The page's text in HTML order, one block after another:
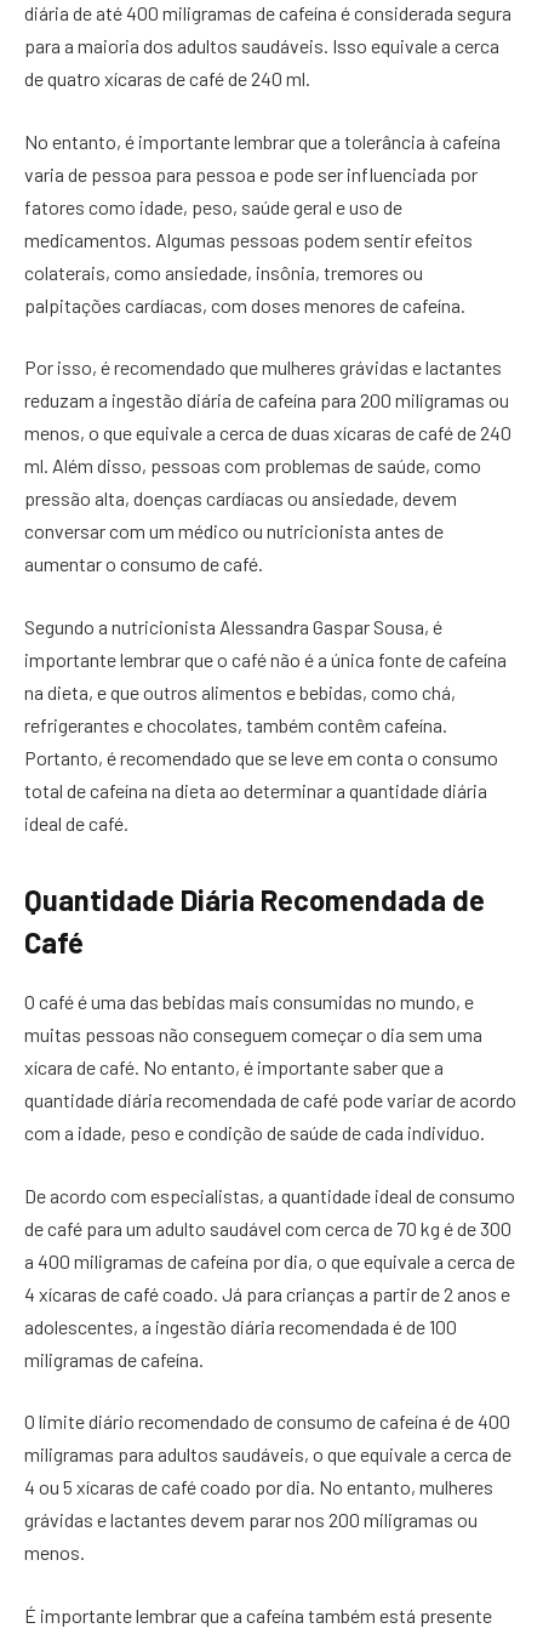
diária de até 400 miligramas de cafeína é considerada segura
para a maioria dos adultos saudáveis. Isso equivale a cerca
de quatro xícaras de café de 240 ml.
No entanto, é importante lembrar que a tolerância à cafeína
varia de pessoa para pessoa e pode ser influenciada por
fatores como idade, peso, saúde geral e uso de
medicamentos. Algumas pessoas podem sentir efeitos
colaterais, como ansiedade, insônia, tremores ou
palpitações cardíacas, com doses menores de cafeína.
Por isso, é recomendado que mulheres grávidas e lactantes
reduzam a ingestão diária de cafeína para 200 miligramas ou
menos, o que equivale a cerca de duas xícaras de café de 240
ml. Além disso, pessoas com problemas de saúde, como
pressão alta, doenças cardíacas ou ansiedade, devem
conversar com um médico ou nutricionista antes de
aumentar o consumo de café.
Segundo a nutricionista Alessandra Gaspar Sousa, é
importante lembrar que o café não é a única fonte de cafeína
na dieta, e que outros alimentos e bebidas, como chá,
refrigerantes e chocolates, também contêm cafeína.
Portanto, é recomendado que se leve em conta o consumo
total de cafeína na dieta ao determinar a quantidade diária
ideal de café.
Quantidade Diária Recomendada de
Café
O café é uma das bebidas mais consumidas no mundo, e
muitas pessoas não conseguem começar o dia sem uma
xícara de café. No entanto, é importante saber que a
quantidade diária recomendada de café pode variar de acordo
com a idade, peso e condição de saúde de cada indivíduo.
De acordo com especialistas, a quantidade ideal de consumo
de café para um adulto saudável com cerca de 70 kg é de 300
a 400 miligramas de cafeína por dia, o que equivale a cerca de
4 xícaras de café coado. Já para crianças a partir de 2 anos e
adolescentes, a ingestão diária recomendada é de 100
miligramas de cafeína.
O limite diário recomendado de consumo de cafeína é de 400
miligramas para adultos saudáveis, o que equivale a cerca de
4 ou 5 xícaras de café coado por dia. No entanto, mulheres
grávidas e lactantes devem parar nos 200 miligramas ou
menos.
É importante lembrar que a cafeína também está presente